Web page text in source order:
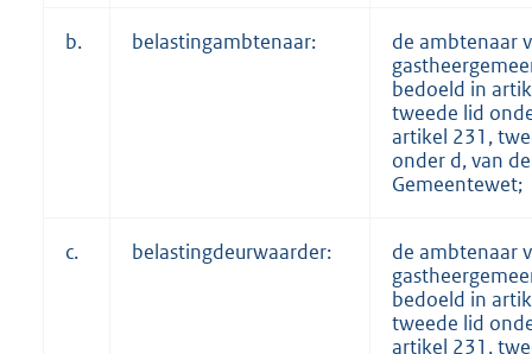
b. belastingambtenaar:
de ambtenaar
bedoeld in
tweede lid
artikel 231,
onder d, van de
Gemeentewet;
c. belastingdeurwaarder:
de ambtenaar
bedoeld in
tweede lid
artikel 231,